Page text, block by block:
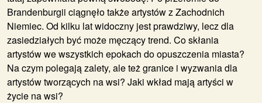
Brandenburgii ciągnęło także artystów z Zachodnich
Niemiec. Od kilku lat widoczny jest prawdziwy, lecz dla
zasiedziałych być może męczący trend. Co skłania
artystów we wszystkich epokach do opuszczenia miasta?
Na czym polegają zalety, ale też granice i wyzwania dla
artystów tworzących na wsi? Jaki wkład mają artyści w
życie na wsi?